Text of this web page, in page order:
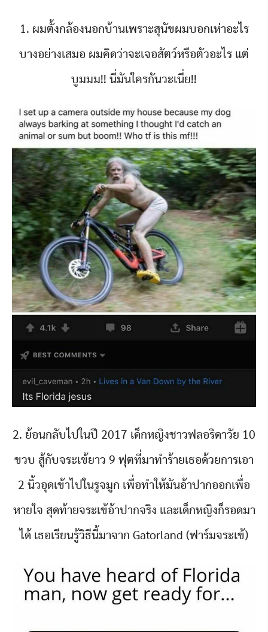
1. ผมตั้งกล้องนอกบ้านเพราะสุนัขผมบอกเห่าอะไร
บางอย่างเสมอ ผมคิดว่าจะเจอสัตว์หรือตัวอะไร แต่
บูมมม!! นี่มันใครกันวะเนี่ย!!
2. ย้อนกลับไปในปี 2017 เด็กหญิงชาวฟลอริดาวัย 10
ขวบ สู้กับจระเข้ยาว 9 ฟุตที่มาทำร้ายเธอด้วยการเอา
2 นิ้วอุดเข้าไปในรูจมูก เพื่อทำให้มันอ้าปากออกเพื่อ
หายใจ สุดท้ายจระเข้อ้าปากจริง และเด็กหญิงก็รอดมา
ได้ เธอเรียนรู้วิธีนี้มาจาก Gatorland (ฟาร์มจระเข้)